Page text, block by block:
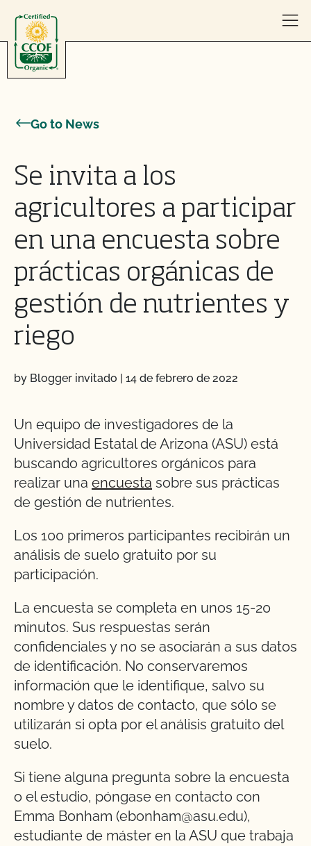
Go to News
Se invita a los
agricultores a participar
en una encuesta sobre
prácticas orgánicas de
gestión de nutrientes y
riego
by Blogger invitado | 14 de febrero de 2022
Un equipo de investigadores de la
Universidad Estatal de Arizona (ASU) está
buscando agricultores orgánicos para
realizar una encuesta sobre sus prácticas
de gestión de nutrientes.
Los 100 primeros participantes recibirán un
análisis de suelo gratuito por su
participación.
La encuesta se completa en unos 15-20
minutos. Sus respuestas serán
confidenciales y no se asociarán a sus datos
de identificación. No conservaremos
información que le identifique, salvo su
nombre y datos de contacto, que sólo se
utilizarán si opta por el análisis gratuito del
suelo.
Si tiene alguna pregunta sobre la encuesta
o el estudio, póngase en contacto con
Emma Bonham (ebonham@asu.edu),
estudiante de máster en la ASU que trabaja